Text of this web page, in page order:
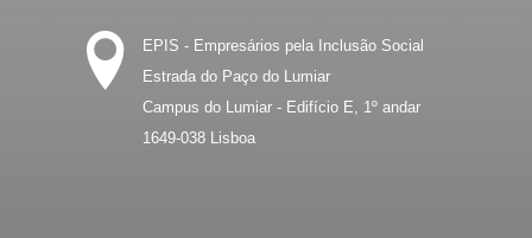
EPIS - Empresários pela Inclusão Social
Estrada do Paço do Lumiar
Campus do Lumiar - Edifício E, 1º andar
1649-038 Lisboa